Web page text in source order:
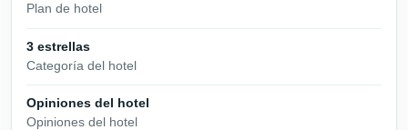
Plan de hotel
3 estrellas
Categoría del hotel
Opiniones del hotel
Opiniones del hotel